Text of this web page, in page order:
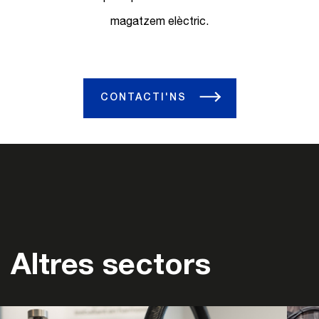
magatzem elèctric.
CONTACTI'NS
Altres sectors